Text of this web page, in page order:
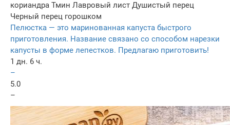
кориандра Тмин Лавровый лист Душистый перец
Черный перец горошком
Пелюстка — это маринованная капуста быстрого
приготовления. Название связано со способом нарезки
капусты в форме лепестков. Предлагаю приготовить!
1 дн. 6 ч.
–
5.0
–